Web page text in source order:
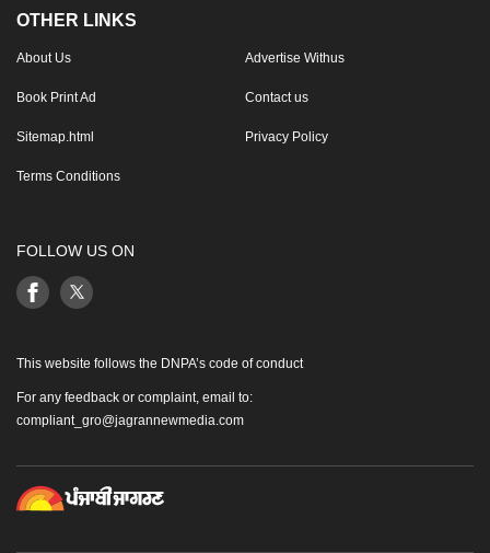
OTHER LINKS
About Us Advertise Withus
Book Print Ad Contact us
Sitemap.html Privacy Policy
Terms Conditions
FOLLOW US ON
This website follows the DNPA’s code of conduct
For any feedback or complaint, email to:
compliant_gro@jagrannewmedia.com